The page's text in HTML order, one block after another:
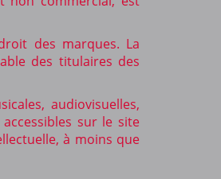
des marques. La
des titulaires des
audiovisuelles,
sur le site
à moins que